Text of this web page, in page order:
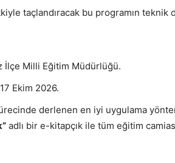
taçlandıracak bu programın teknik
İlçe Milli Eğitim Müdürlüğü.
Ekim 2026.
derlenen en iyi uygulama
adlı bir e-kitapçık ile tüm eğitim